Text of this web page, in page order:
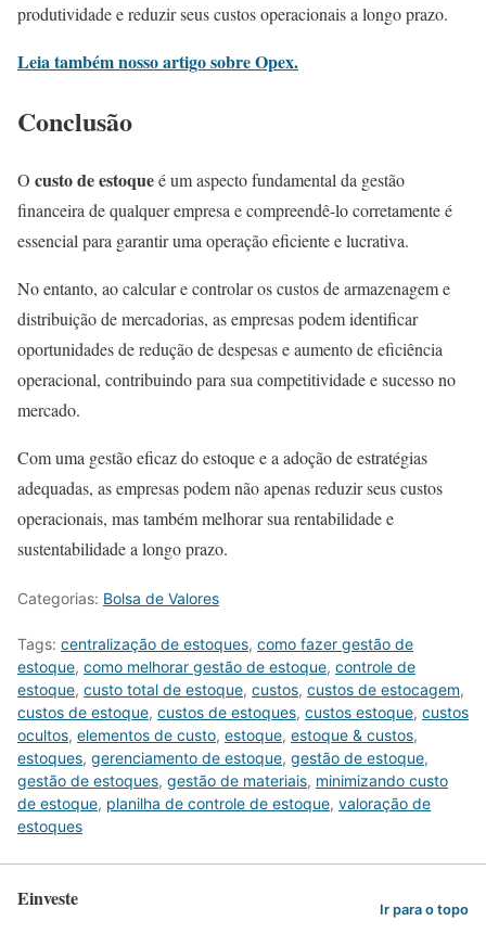
produtividade e reduzir seus custos operacionais a longo prazo.
Leia também nosso artigo sobre Opex.
Conclusão
O custo de estoqueé um aspecto fundamental da gestão
financeira de qualquer empresa e compreendê-lo corretamente é
essencial para garantir uma operação eficiente e lucrativa.
No entanto, ao calcular e controlar os custos de armazenagem e
distribuição de mercadorias, as empresas podem identificar
oportunidades de redução de despesas e aumento de eficiência
operacional, contribuindo para sua competitividade e sucesso no
mercado.
Com uma gestão eficaz do estoque e a adoção de estratégias
adequadas, as empresas podem não apenas reduzir seus custos
operacionais, mas também melhorar sua rentabilidade e
sustentabilidade a longo prazo.
Categorias: Bolsa de Valores
Tags: centralização de estoques, como fazer gestão de
estoque, como melhorar gestão de estoque, controle de
estoque, custo total de estoque, custos, custos de estocagem,
custos de estoque, custos de estoques, custos estoque, custos
ocultos, elementos de custo, estoque, estoque & custos,
estoques, gerenciamento de estoque, gestão de estoque,
gestão de estoques, gestão de materiais, minimizando custo
de estoque, planilha de controle de estoque, valoração de
estoques
Einveste Ir para o topo